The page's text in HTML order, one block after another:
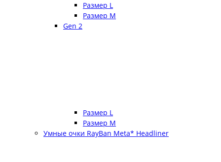
Размер L
Размер М
Gen 2
Размер L
Размер М
Умные очки RayBan Meta* Headliner